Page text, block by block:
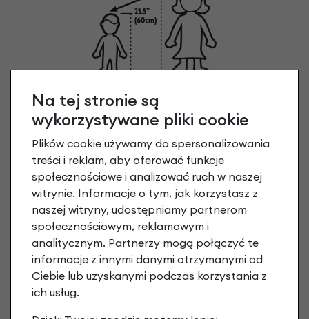
Na tej stronie są
wykorzystywane pliki cookie
Plików cookie używamy do spersonalizowania
treści i reklam, aby oferować funkcje
społecznościowe i analizować ruch w naszej
witrynie. Informacje o tym, jak korzystasz z
naszej witryny, udostępniamy partnerom
społecznościowym, reklamowym i
analitycznym. Partnerzy mogą połączyć te
informacje z innymi danymi otrzymanymi od
Ciebie lub uzyskanymi podczas korzystania z
ich usług.